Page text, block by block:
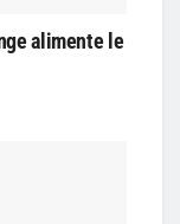
alimente le